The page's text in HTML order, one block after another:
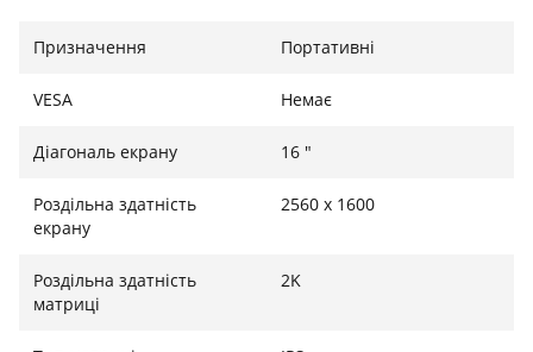
з графікою, відео, таблицями та документами.
кольорів та широкі кути огляду, дозволяючи вам
не знаходились.
Ключовою перевагою моделі 16MR70 є її неймовірна
Призначення Портативні
VESA Немає
Діагональ екрану 16 "
Роздільна здатність
екрану
2560 х 1600
Роздільна здатність
матриці
2K